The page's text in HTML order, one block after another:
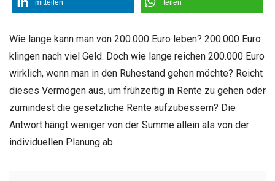
mitteilen teilen
Wie lange kann man von 200.000 Euro leben? 200.000 Euro
klingen nach viel Geld. Doch wie lange reichen 200.000 Euro
wirklich, wenn man in den Ruhestand gehen möchte? Reicht
dieses Vermögen aus, um frühzeitig in Rente zu gehen oder
zumindest die gesetzliche Rente aufzubessern? Die
Antwort hängt weniger von der Summe allein als von der
individuellen Planung ab.